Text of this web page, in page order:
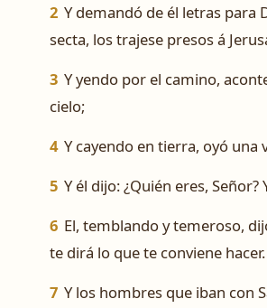
2 Y demandó de él letras para
secta, los trajese presos á
3 Y yendo por el camino,
cielo;
4 Y cayendo en tierra, oyó una
5 Y él dijo: ¿Quién eres,
6 El, temblando y temeroso,
te dirá lo que te conviene hacer.
7 Y los hombres que iban con